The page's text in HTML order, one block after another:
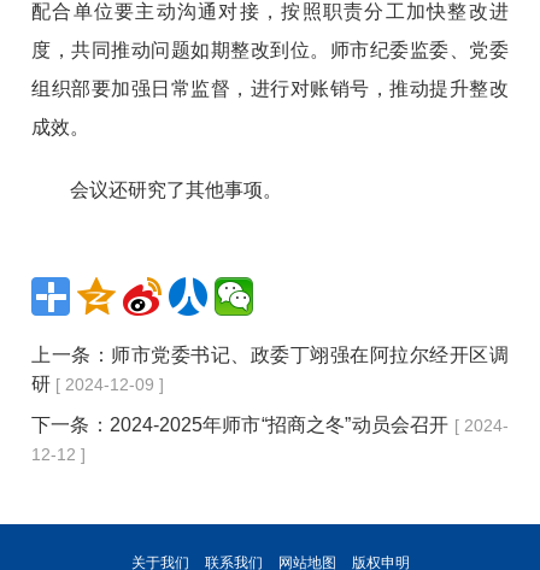
配合单位要主动沟通对接，按照职责分工加快整改进
度，共同推动问题如期整改到位。师市纪委监委、党委
组织部要加强日常监督，进行对账销号，推动提升整改
成效。
会议还研究了其他事项。
上一条： 师市党委书记、政委丁翊强在阿拉尔经开区调
研 [ 2024-12-09 ]
下一条： 2024-2025年师市“招商之冬”动员会召开 [ 2024-
12-12 ]
关于我们 联系我们 网站地图 版权申明